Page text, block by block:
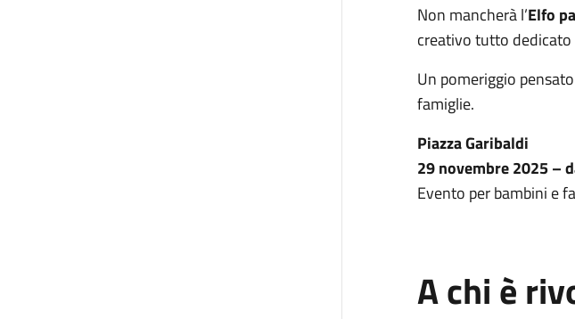
Non mancherà l’Elfo
creativo tutto
Un pomeriggio
famiglie.
Piazza Garibaldi
29 novembre 2025 –
Evento per bambini e
A chi è